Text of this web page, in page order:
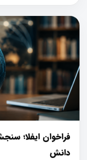
فراخوان ایفلا؛
دانش